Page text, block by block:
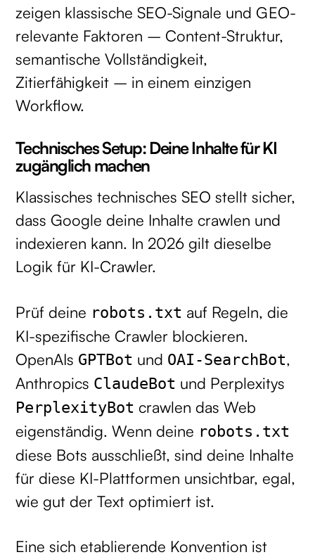
zeigen klassische SEO-Signale und GEO-
relevante Faktoren – Content-Struktur,
semantische Vollständigkeit,
Zitierfähigkeit – in einem einzigen
Workflow.
Technisches Setup: Deine Inhalte für KI
zugänglich machen
Klassisches technisches SEO stellt sicher,
dass Google deine Inhalte crawlen und
indexieren kann. In 2026 gilt dieselbe
Logik für KI-Crawler.
Prüf deine robots.txt auf Regeln, die
KI-spezifische Crawler blockieren.
OpenAIs GPTBot und OAI-SearchBot,
Anthropics ClaudeBot und Perplexitys
PerplexityBot crawlen das Web
eigenständig. Wenn deine robots.txt
diese Bots ausschließt, sind deine Inhalte
für diese KI-Plattformen unsichtbar, egal,
wie gut der Text optimiert ist.
Eine sich etablierende Konvention ist